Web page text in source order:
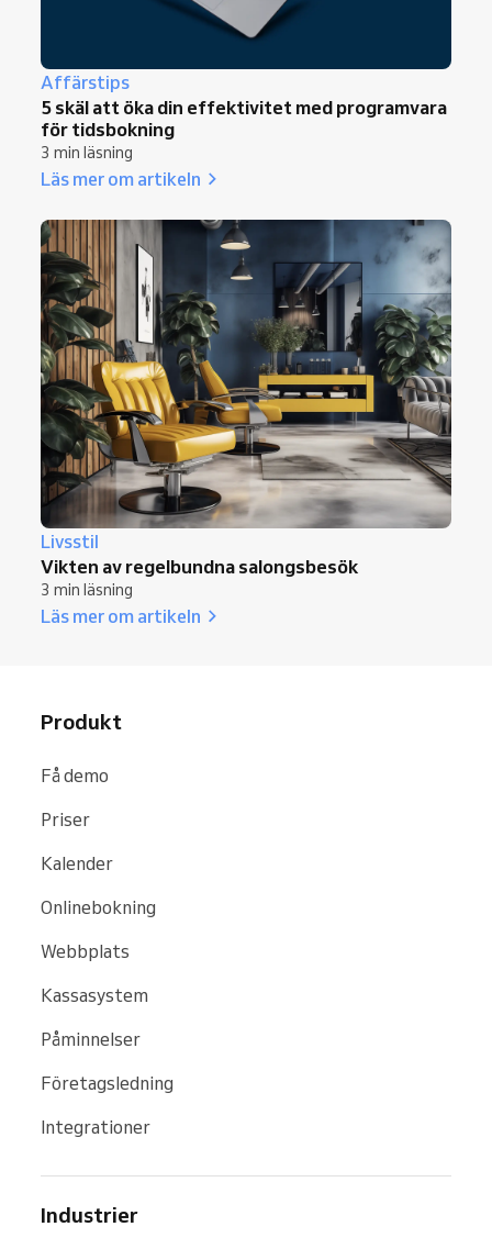
Affärstips
5 skäl att öka din effektivitet med programvara
för tidsbokning
3 min läsning
Läs mer om artikeln
Livsstil
Vikten av regelbundna salongsbesök
3 min läsning
Läs mer om artikeln
Produkt
Få demo
Priser
Kalender
Onlinebokning
Webbplats
Kassasystem
Påminnelser
Företagsledning
Integrationer
Industrier